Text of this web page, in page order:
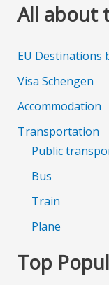
All about
EU Destinations
Visa Schengen
Accommodation
Transportation
Public
Bus
Train
Plane
Top